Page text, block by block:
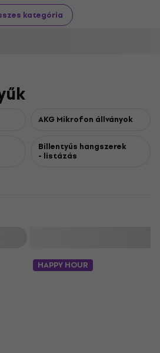
kategória
AKG Mikrofon állványok
Billentyűs hangszerek
- listázás
HAPPY HOUR